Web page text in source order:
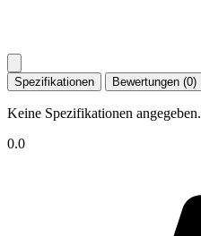
Spezifikationen Bewertungen (0)
Keine Spezifikationen angegeben.
0.0